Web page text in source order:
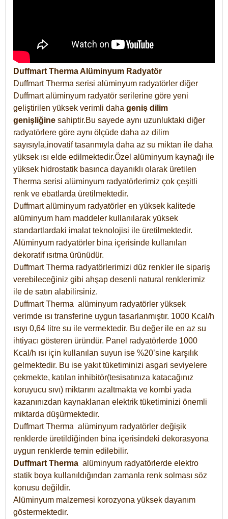
Duffmart Therma Alüminyum Radyatör
Duffmart Therma serisi alüminyum radyatörler diğer
Duffmart alüminyum radyatör serilerine göre yeni
geliştirilen yüksek verimli daha geniş dilim
genişliğine sahiptir.Bu sayede aynı uzunluktaki diğer
radyatörlere göre aynı ölçüde daha az dilim
sayısıyla,inovatif tasarımıyla daha az su miktarı ile daha
yüksek ısı elde edilmektedir.Özel alüminyum kaynağı ile
yüksek hidrostatik basınca dayanıklı olarak üretilen
Therma serisi alüminyum radyatörlerimiz çok çeşitli
renk ve ebatlarda üretilmektedir.
Duffmart alüminyum radyatörler en yüksek kalitede
alüminyum ham maddeler kullanılarak yüksek
standartlardaki imalat teknolojisi ile üretilmektedir.
Alüminyum radyatörler bina içerisinde kullanılan
dekoratif ısıtma ürünüdür.
Duffmart Therma radyatörlerimizi düz renkler ile sipariş
verebileceğiniz gibi ahşap desenli natural renklerimiz
ile de satın alabilirsiniz.
Duffmart Therma alüminyum radyatörler yüksek
verimde ısı transferine uygun tasarlanmıştır. 1000 Kcal/h
ısıyı 0,64 litre su ile vermektedir. Bu değer ile en az su
ihtiyacı gösteren üründür. Panel radyatörlerde 1000
Kcal/h ısı için kullanılan suyun ise %20’sine karşılık
gelmektedir. Bu ise yakıt tüketiminizi asgari seviyelere
çekmekte, katılan inhibitör(tesisatınıza katacağınız
koruyucu sıvı) miktarını azaltmakta ve kombi yada
kazanınızdan kaynaklanan elektrik tüketiminizi önemli
miktarda düşürmektedir.
Duffmart Therma alüminyum radyatörler değişik
renklerde üretildiğinden bina içerisindeki dekorasyona
uygun renklerde temin edilebilir.
Duffmart Therma alüminyum radyatörlerde elektro
statik boya kullanıldığından zamanla renk solması söz
konusu değildir.
Alüminyum malzemesi korozyona yüksek dayanım
göstermektedir.